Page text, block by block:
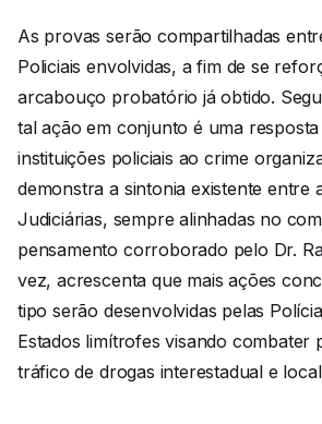
As provas serão compartilhadas
Policiais envolvidas, a fim de se
arcabouço probatório já obtido.
tal ação em conjunto é uma resposta
instituições policiais ao crime
demonstra a sintonia existente entre
Judiciárias, sempre alinhadas no
pensamento corroborado pelo Dr.
vez, acrescenta que mais ações
tipo serão desenvolvidas pelas
Estados limítrofes visando combater
tráfico de drogas interestadual e